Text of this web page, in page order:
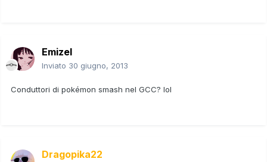
Emizel
Inviato 30 giugno, 2013
Conduttori di pokémon smash nel GCC? lol
Dragopika22